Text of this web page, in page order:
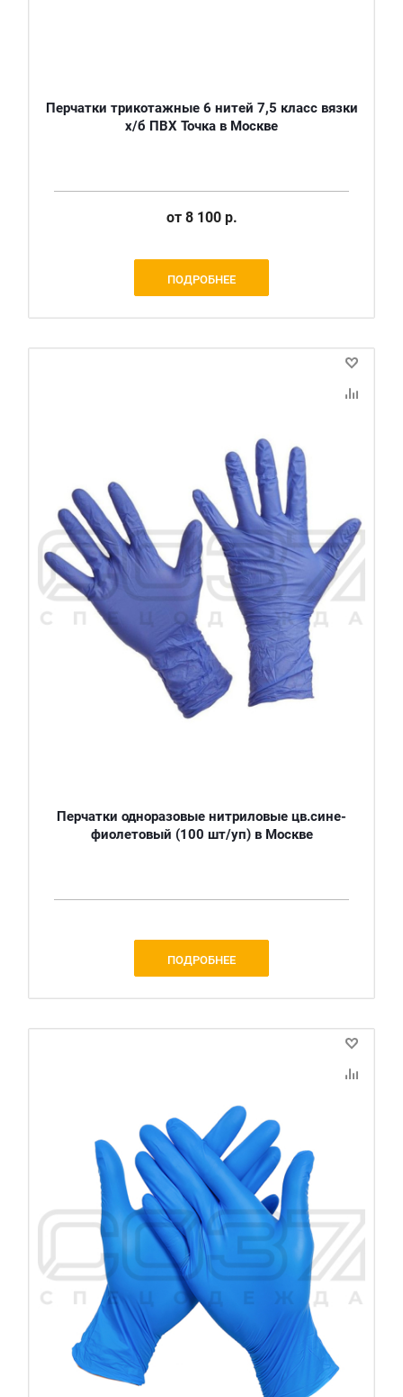
Перчатки трикотажные 6 нитей 7,5 класс вязки
х/б ПВХ Точка в Москве
от 8 100 р.
ПОДРОБНЕЕ
Перчатки одноразовые нитриловые цв.сине-
фиолетовый (100 шт/уп) в Москве
ПОДРОБНЕЕ